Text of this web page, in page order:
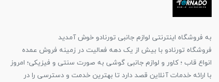
به فروشگاه اینترنتی لوازم جانبی تورنادو خوش آمدید
فروشگاه تورنادو با بیش از یک دهه فعالیت در زمینه فروش عمده
انواع قاب ؛ کاور و لوازم جانبی گوشی به صورت سنتی و فیزیکی؛ امروز
با ارائه خدمات آنلاین قصد دارد تا بهترین خدمت و دسترسی را در